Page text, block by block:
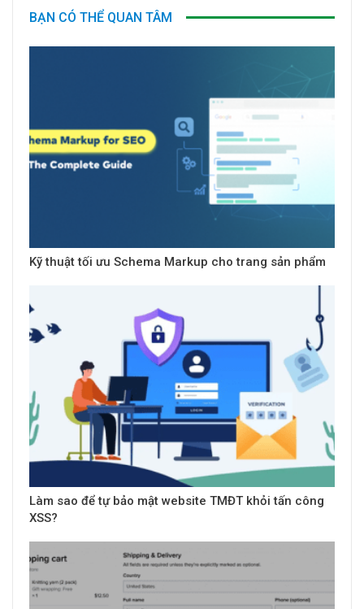
BẠN CÓ THỂ QUAN TÂM
Kỹ thuật tối ưu Schema Markup cho trang sản phẩm
Làm sao để tự bảo mật website TMĐT khỏi tấn công
XSS?